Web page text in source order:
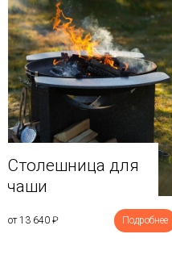
Столешница для
чаши
от 13 640 ₽ Подробнее